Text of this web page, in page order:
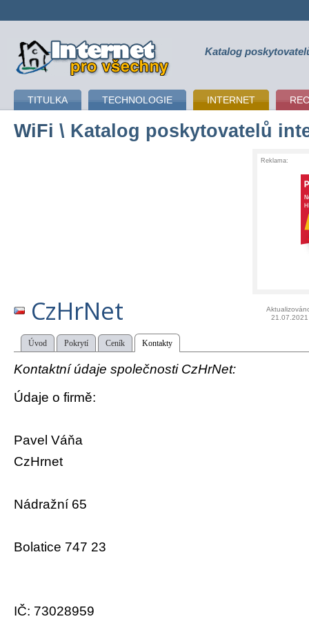
připojení k internetu Katalog
TITULKA TECHNOLOGIE INTERNET
WiFi \ Katalog poskytovatelů
Reklama:
CzHrNet
21.07.2021
Úvod Pokrytí Ceník Kontakty
Kontaktní údaje společnosti CzHrNet:
Údaje o firmě:
Pavel Váňa
CzHrnet
Nádražní 65
Bolatice 747 23
IČ: 73028959